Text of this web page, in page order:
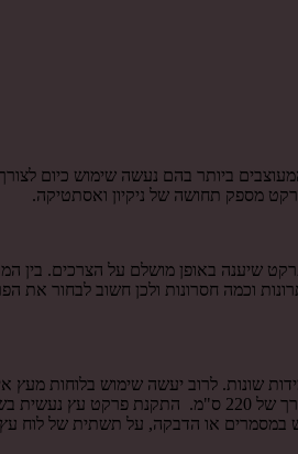
ביותר בהם נעשה שימוש כיום
מספק תחושה של ניקיון ואסתטיקה.
שיענה באופן מושלם על הצרכים. בין
וכמה חסרונות ולכן חשוב לבחור את
שונות. לרוב יעשה שימוש בלוחות מעץ
מרבית הפרקט למינציה נס ציונה מסוג פרקט עץ מלא כוללים לוחות עץ בטווח המידות של
במסמרים או הדבקה, על תשתית של לוח